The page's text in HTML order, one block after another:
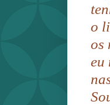
o
os
eu